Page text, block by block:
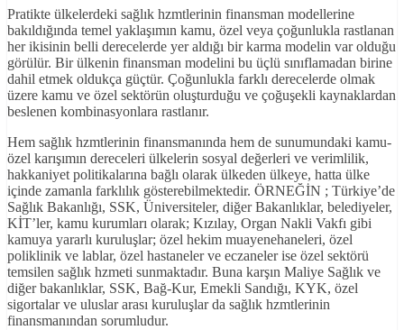
Pratikte ülkelerdeki sağlık hzmtlerinin finansman modellerine
bakıldığında temel yaklaşımın kamu, özel veya çoğunlukla rastlanan
her ikisinin belli derecelerde yer aldığı bir karma modelin var olduğu
görülür. Bir ülkenin finansman modelini bu üçlü sınıflamadan birine
dahil etmek oldukça güçtür. Çoğunlukla farklı derecelerde olmak
üzere kamu ve özel sektörün oluşturduğu ve çoğuşekli kaynaklardan
beslenen kombinasyonlara rastlanır.
Hem sağlık hzmtlerinin finansmanında hem de sunumundaki kamu-
özel karışımın dereceleri ülkelerin sosyal değerleri ve verimlilik,
hakkaniyet politikalarına bağlı olarak ülkeden ülkeye, hatta ülke
içinde zamanla farklılık gösterebilmektedir. ÖRNEĞİN ; Türkiye’de
Sağlık Bakanlığı, SSK, Üniversiteler, diğer Bakanlıklar, belediyeler,
KİT’ler, kamu kurumları olarak; Kızılay, Organ Nakli Vakfı gibi
kamuya yararlı kuruluşlar; özel hekim muayenehaneleri, özel
poliklinik ve lablar, özel hastaneler ve eczaneler ise özel sektörü
temsilen sağlık hzmeti sunmaktadır. Buna karşın Maliye Sağlık ve
diğer bakanlıklar, SSK, Bağ-Kur, Emekli Sandığı, KYK, özel
sigortalar ve uluslar arası kuruluşlar da sağlık hzmtlerinin
finansmanından sorumludur.